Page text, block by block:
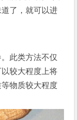
了，就可以进
此类方法不仅
较大程度上将
物质较大程度